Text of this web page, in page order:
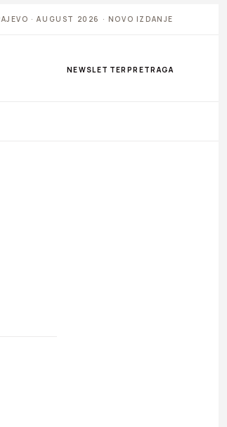
· AUGUST 2026 · NOVO IZDANJE
NEWSLETTER PRETRAGA